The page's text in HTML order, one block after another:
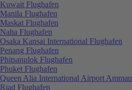
Kuwait Flughafen
Manila Flughafen
Maskat Flughafen
Naha Flughafen
Osaka Kansai International Flughafen
Penang Flughafen
Phitsanulok Flughafen
Phuket Flughafen
Queen Alia International Airport Amman
Riad Flughafen